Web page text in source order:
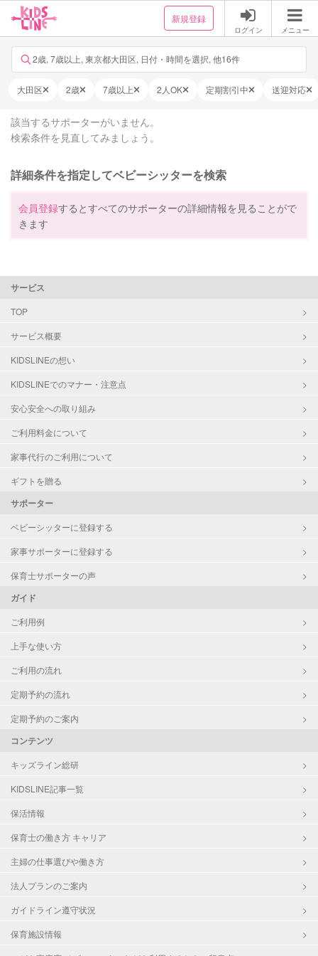
新規登録
ログイン メニュー
2歳, 7歳以上, 東京都大田区, 日付・時間を選択, 他16件
大田区 2歳 7歳以上 2人OK 定期割引中 送迎対応
該当するサポーターがいません。
検索条件を見直してみましょう。
詳細条件を指定してベビーシッターを検索
会員登録するとすべてのサポーターの詳細情報を見ることがで
きます
サービス
TOP
サービス概要
KIDSLINEの想い
KIDSLINEでのマナー・注意点
安心安全への取り組み
ご利用料金について
家事代行のご利用について
ギフトを贈る
サポーター
ベビーシッターに登録する
家事サポーターに登録する
保育士サポーターの声
ガイド
ご利用例
上手な使い方
ご利用の流れ
定期予約の流れ
定期予約のご案内
コンテンツ
キッズライン総研
KIDSLINE記事一覧
保活情報
保育士の働き方 キャリア
主婦の仕事選びや働き方
法人プランのご案内
ガイドライン遵守状況
保育施設情報